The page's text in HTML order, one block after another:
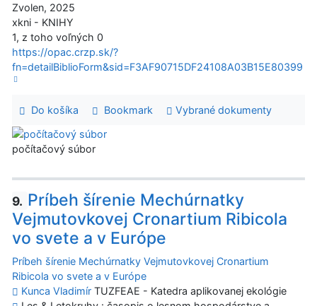
Zvolen, 2025
xkni - KNIHY
1, z toho voľných 0
https://opac.crzp.sk/?
fn=detailBiblioForm&sid=F3AF90715DF24108A03B15E80399
Do košíka Bookmark Vybrané dokumenty
počítačový súbor
9. Príbeh šírenie Mechúrnatky
Vejmutovkovej Cronartium Ribicola
vo svete a v Európe
Príbeh šírenie Mechúrnatky Vejmutovkovej Cronartium
Ribicola vo svete a v Európe
Kunca Vladimír TUZFEAE - Katedra aplikovanej ekológie